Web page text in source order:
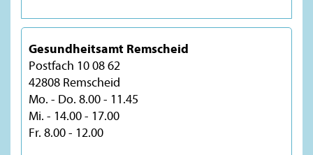
Gesundheitsamt Remscheid
Postfach 10 08 62
42808 Remscheid
Mo. - Do. 8.00 - 11.45
Mi. - 14.00 - 17.00
Fr. 8.00 - 12.00